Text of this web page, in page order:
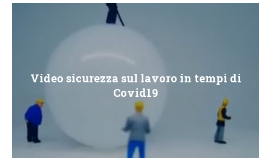
Video sicurezza sul lavoro in tempi di
Covid19